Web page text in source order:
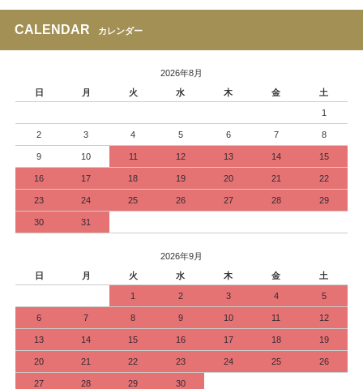
CALENDAR カレンダー
2026年8月
日
月 火 水 木 金 土
1
2 3 4 5 6 7 8
9 10 11 12 13 14 15
16 17 18 19 20 21 22
23 24 25 26 27 28 29
30 31
2026年9月
日
月 火 水 木 金 土
1 2 3 4 5
6 7 8 9 10 11 12
13 14 15 16 17 18 19
20 21 22 23 24 25 26
27 28 29 30